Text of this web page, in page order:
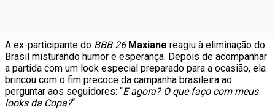
A ex-participante do BBB 26 Maxiane reagiu à eliminação do
Brasil misturando humor e esperança. Depois de acompanhar
a partida com um look especial preparado para a ocasião, ela
brincou com o fim precoce da campanha brasileira ao
perguntar aos seguidores: “E agora? O que faço com meus
looks da Copa?“.